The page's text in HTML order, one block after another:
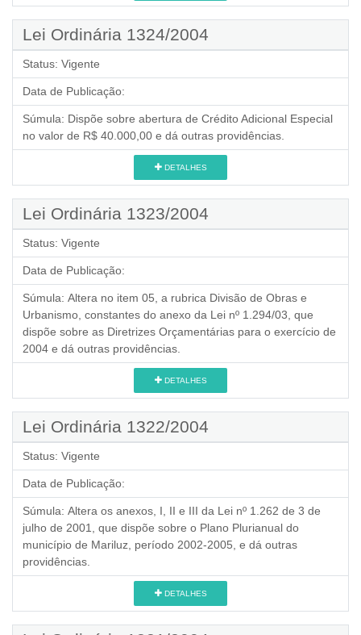
Lei Ordinária 1324/2004
Status: Vigente
Data de Publicação:
Súmula: Dispõe sobre abertura de Crédito Adicional Especial
no valor de R$ 40.000,00 e dá outras providências.
DETALHES
Lei Ordinária 1323/2004
Status: Vigente
Data de Publicação:
Súmula: Altera no item 05, a rubrica Divisão de Obras e
Urbanismo, constantes do anexo da Lei nº 1.294/03, que
dispõe sobre as Diretrizes Orçamentárias para o exercício de
2004 e dá outras providências.
DETALHES
Lei Ordinária 1322/2004
Status: Vigente
Data de Publicação:
Súmula: Altera os anexos, I, II e III da Lei nº 1.262 de 3 de
julho de 2001, que dispõe sobre o Plano Plurianual do
município de Mariluz, período 2002-2005, e dá outras
providências.
DETALHES